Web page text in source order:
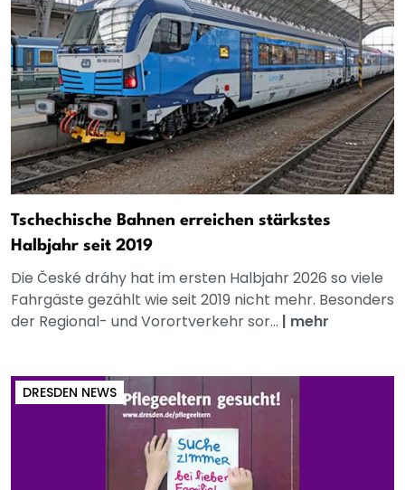
Tschechische Bahnen erreichen stärkstes
Halbjahr seit 2019
Die České dráhy hat im ersten Halbjahr 2026 so viele
Fahrgäste gezählt wie seit 2019 nicht mehr. Besonders
der Regional- und Vorortverkehr sor... | mehr
DRESDEN NEWS